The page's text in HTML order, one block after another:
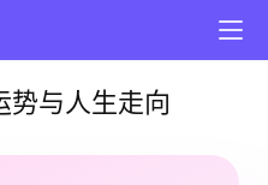
势与人生走向